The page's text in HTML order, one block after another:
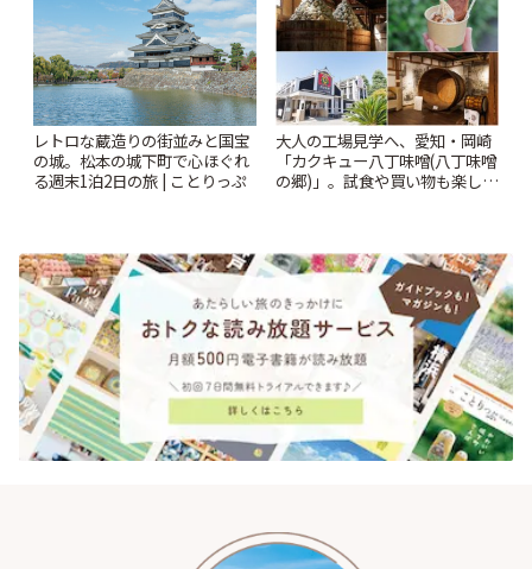
レトロな蔵造りの街並みと国宝
の城。松本の城下町で心ほぐれ
る週末1泊2日の旅 | ことりっぷ
大人の工場見学へ、愛知・岡崎
「カクキュー八丁味噌(八丁味噌
の郷)」。試食や買い物も楽しみ